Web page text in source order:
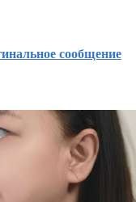
сообщение